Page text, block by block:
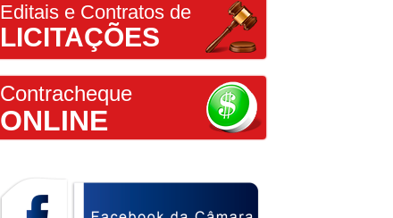
Editais e Contratos de
LICITAÇÕES
Contracheque
ONLINE